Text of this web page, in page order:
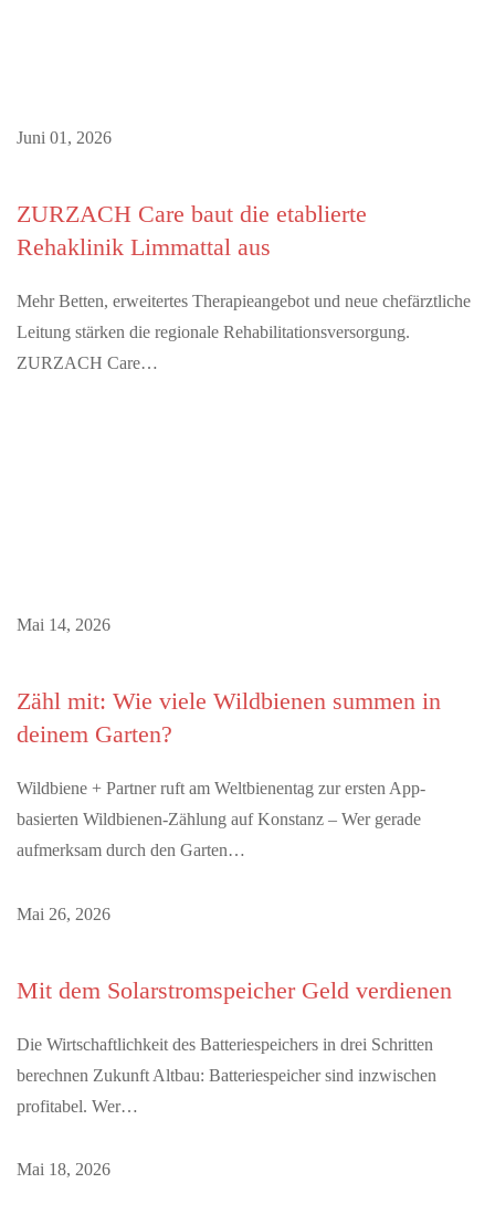
Juni 01, 2026
ZURZACH Care baut die etablierte
Rehaklinik Limmattal aus
Mehr Betten, erweitertes Therapieangebot und neue chefärztliche
Leitung stärken die regionale Rehabilitationsversorgung.
ZURZACH Care…
Mai 14, 2026
Zähl mit: Wie viele Wildbienen summen in
deinem Garten?
Wildbiene + Partner ruft am Weltbienentag zur ersten App-
basierten Wildbienen-Zählung auf Konstanz – Wer gerade
aufmerksam durch den Garten…
Mai 26, 2026
Mit dem Solarstromspeicher Geld verdienen
Die Wirtschaftlichkeit des Batteriespeichers in drei Schritten
berechnen Zukunft Altbau: Batteriespeicher sind inzwischen
profitabel. Wer…
Mai 18, 2026